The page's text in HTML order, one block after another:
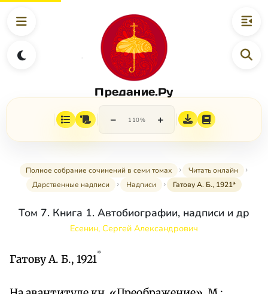
Предание.Ру
− 110% +
Полное собрание сочинений в семи томах
Читать онлайн
Дарственные надписи
Надписи Гатову А. Б., 1921*
Том 7. Книга 1. Автобиографии, надписи и др
Есенин, Сергей Александрович
Гатову А. Б., 1921*